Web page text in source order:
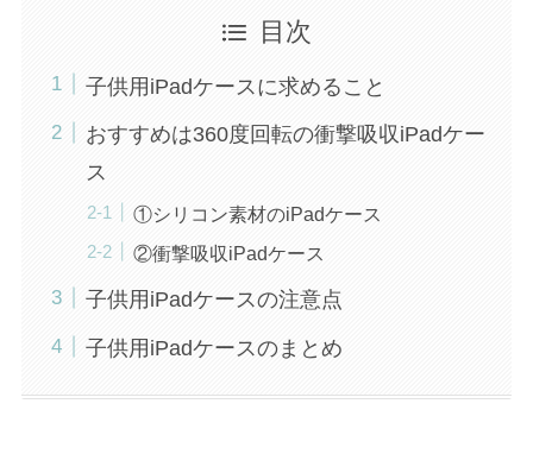
目次
子供用iPadケースに求めること
おすすめは360度回転の衝撃吸収iPadケー
ス
①シリコン素材のiPadケース
②衝撃吸収iPadケース
子供用iPadケースの注意点
子供用iPadケースのまとめ